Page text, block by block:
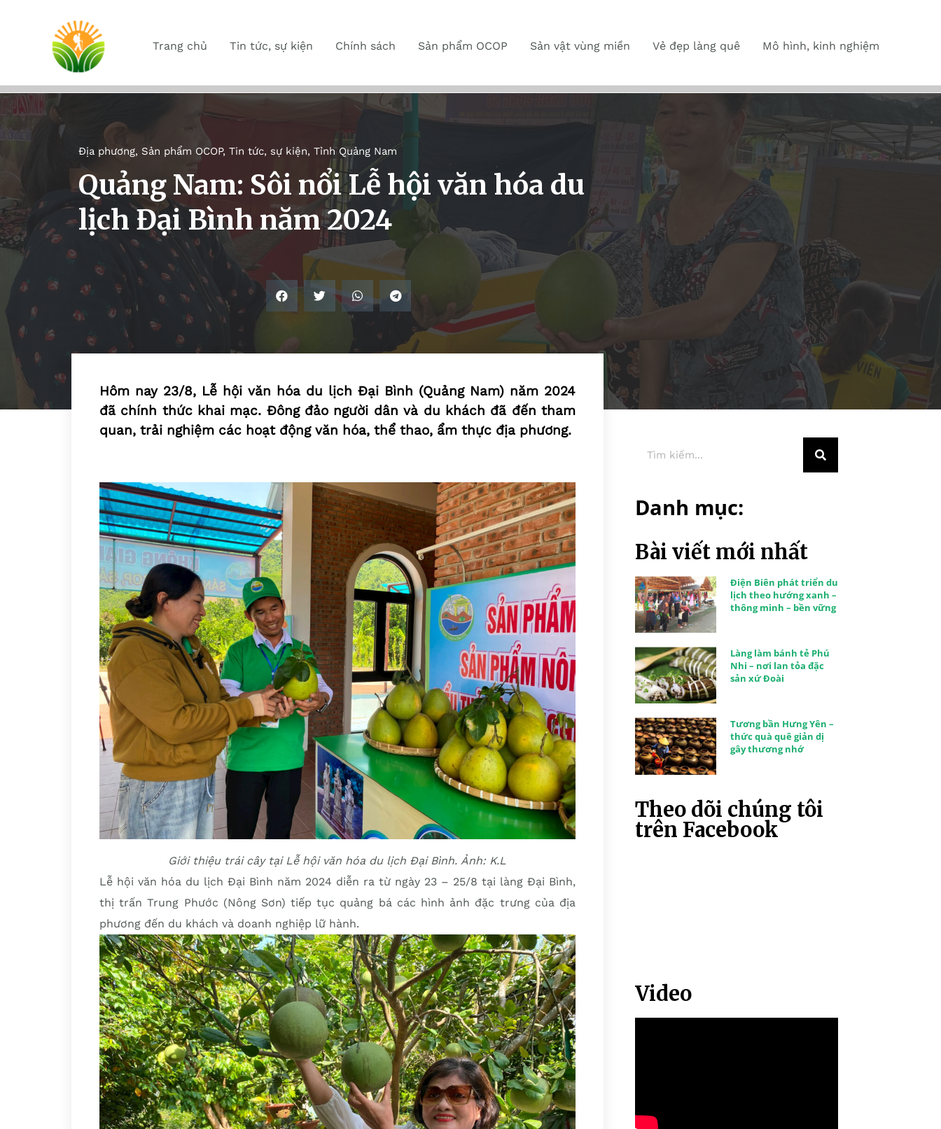
Trang chủ Tin tức, sự kiện Chính sách Sản phẩm OCOP Sản vật vùng miền Vẻ đẹp làng quê Mô hình, kinh nghiệm
Địa phương, Sản phẩm OCOP, Tin tức, sự kiện, Tỉnh Quảng Nam
Quảng Nam: Sôi nổi Lễ hội văn hóa du
lịch Đại Bình năm 2024
Hôm nay 23/8, Lễ hội văn hóa du lịch Đại Bình (Quảng Nam) năm 2024
đã chính thức khai mạc. Đông đảo người dân và du khách đã đến tham
quan, trải nghiệm các hoạt động văn hóa, thể thao, ẩm thực địa phương.
Giới thiệu trái cây tại Lễ hội văn hóa du lịch Đại Bình. Ảnh: K.L
Lễ hội văn hóa du lịch Đại Bình năm 2024 diễn ra từ ngày 23 – 25/8 tại làng Đại Bình,
thị trấn Trung Phước (Nông Sơn) tiếp tục quảng bá các hình ảnh đặc trưng của địa
phương đến du khách và doanh nghiệp lữ hành.
Danh mục:
Bài viết mới nhất
Điện Biên phát triển du
lịch theo hướng xanh –
thông minh – bền vững
Làng làm bánh tẻ Phú
Nhi – nơi lan tỏa đặc
sản xứ Đoài
Tương bần Hưng Yên –
thức quà quê giản dị
gây thương nhớ
Theo dõi chúng tôi
trên Facebook
Video